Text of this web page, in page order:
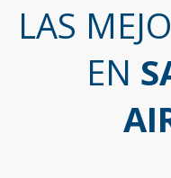
LAS
EN